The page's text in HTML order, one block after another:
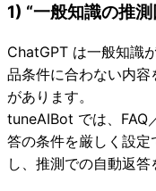
1) “一般知識の推
ChatGPT は一般知識
品条件に合わない内
があります。
tuneAIBot では、FAQ
答の条件を厳しく設
し、推測での自動返答